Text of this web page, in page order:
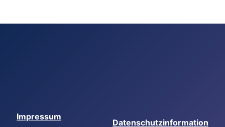
Impressum
Datenschutzinformation